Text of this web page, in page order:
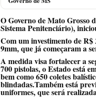
O Governo de Mato Grosso
Sistema Penitenciário),
Com um investimento de
9mm, que já começaram a
A medida visa fortalecer a
700 pistolas, o Estado está
bem como 650 coletes
blindadas.Também está
uniformes, que será